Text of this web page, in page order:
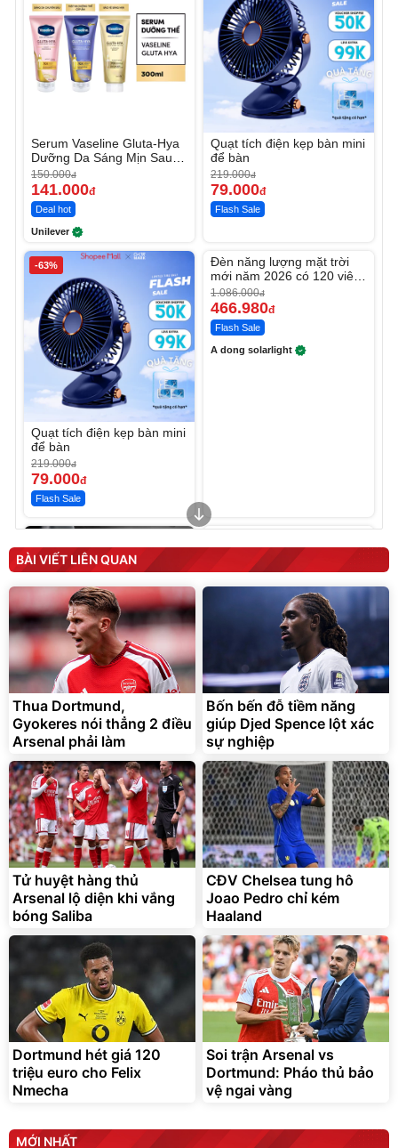
Serum Vaseline Gluta-Hya
Dưỡng Da Sáng Mịn Sau 7
Ngày
150.000đ
141.000đ
Deal hot
Unilever
Quạt tích điện kẹp bàn mini
để bàn
219.000đ
79.000đ
Flash Sale
-63%
Quạt tích điện kẹp bàn mini
để bàn
219.000đ
79.000đ
Flash Sale
-56%
Đèn năng lượng mặt trời
mới năm 2026 có 120 viên
LED lớn
1.086.000đ
466.980đ
Flash Sale
A dong solarlight
Lót ghế ôtô, nâng lưng
chống nóng giúp thoải mái
trong di chuyển
295.000
Đã bán nhiều
sâu khỏi bụi mịn
198.000đ
Vòi xịt tăng áp dành cho
rửa xe, tưới cây
161.000
70.000 đ
Bán chạy
Sữa nước Ensure Abbott,
thùng 24 chai
1.250.000đ
Hàng chính hãng
Ensure
BÀI VIẾT LIÊN QUAN
Thua Dortmund,
Gyokeres nói thẳng 2 điều
Arsenal phải làm
Bốn bến đỗ tiềm năng
giúp Djed Spence lột xác
sự nghiệp
Tử huyệt hàng thủ
Arsenal lộ diện khi vắng
bóng Saliba
CĐV Chelsea tung hô
Joao Pedro chỉ kém
Haaland
Dortmund hét giá 120
triệu euro cho Felix
Nmecha
Soi trận Arsenal vs
Dortmund: Pháo thủ bảo
vệ ngai vàng
MỚI NHẤT